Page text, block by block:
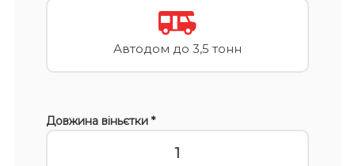
Автодом до 3,5 тонн
Довжина віньєтки *
1